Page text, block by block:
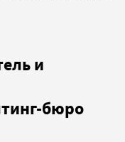
и
бюро